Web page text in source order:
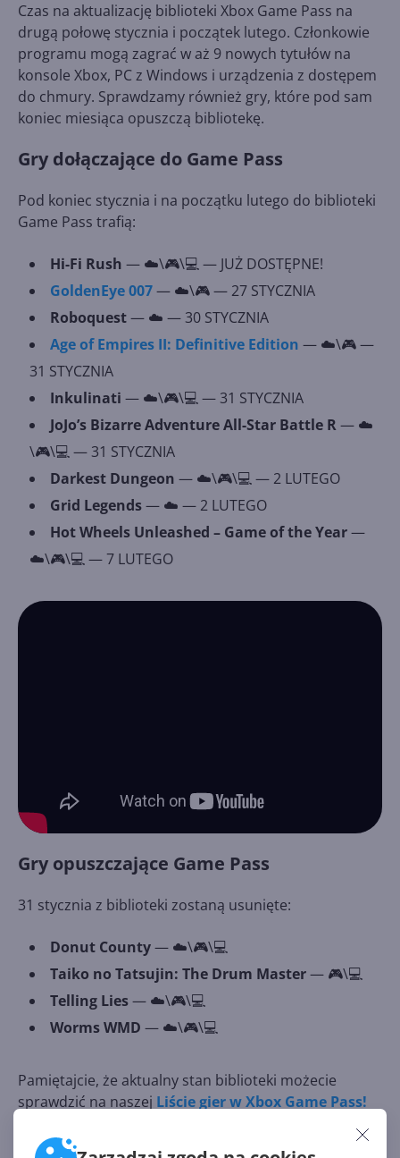
Czas na aktualizację biblioteki Xbox Game Pass na
drugą połowę stycznia i początek lutego. Członkowie
programu mogą zagrać w aż 9 nowych tytułów na
konsole Xbox, PC z Windows i urządzenia z dostępem
do chmury. Sprawdzamy również gry, które pod sam
koniec miesiąca opuszczą bibliotekę.
Gry dołączające do Game Pass
Pod koniec stycznia i na początku lutego do biblioteki
Game Pass trafią:
Hi-Fi Rush — ☁️\🎮\💻 — JUŻ DOSTĘPNE!
GoldenEye 007— ☁️\🎮 — 27 STYCZNIA
Roboquest— ☁️ — 30 STYCZNIA
Age of Empires II: Definitive Edition — ☁️\🎮 —
31 STYCZNIA
Inkulinati — ☁️\🎮\💻 — 31 STYCZNIA
JoJo’s Bizarre Adventure All-Star Battle R— ☁️
\🎮\💻 — 31 STYCZNIA
Darkest Dungeon — ☁️\🎮\💻 — 2 LUTEGO
Grid Legends— ☁️ — 2 LUTEGO
Hot Wheels Unleashed – Game of the Year—
☁️\🎮\💻 — 7 LUTEGO
Gry opuszczające Game Pass
31 stycznia z biblioteki zostaną usunięte:
Donut County— ☁️\🎮\💻
Taiko no Tatsujin: The Drum Master— 🎮\💻
Telling Lies— ☁️\🎮\💻
Worms WMD — ☁️\🎮\💻
Pamiętajcie, że aktualny stan biblioteki możecie
sprawdzić na naszej Liście gier w Xbox Game Pass!